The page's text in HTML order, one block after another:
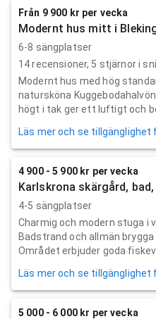
Från 9 900 kr per vecka
Modernt hus mitt i
6-8 sängplatser
14recensioner, 5 stjärnor i
Modernt hus med hög
natursköna
högt i tak ger ett luftigt och
Läs mer och se
4 900 - 5 900 kr per vecka
Karlskrona skärgård,
4-5 sängplatser
Charmig och modern stuga i
Badstrand och allmän
Området erbjuder goda
Läs mer och se
5 000 - 6 000 kr per vecka